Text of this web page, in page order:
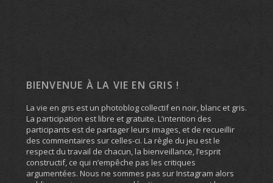
BIENVENUE À LA VIE EN GRIS !
La vie en gris est un photoblog collectif en noir, blanc et gris.
La participation est libre et gratuite. L’intention des
participants est de partager leurs images, et de recueillir
des commentaires sur celles-ci. La règle du jeu est le
respect du travail de chacun, la bienveillance, l’esprit
constructif, ce qui n’empêche pas les critiques
argumentées. Nous ne sommes pas sur Instagram alors